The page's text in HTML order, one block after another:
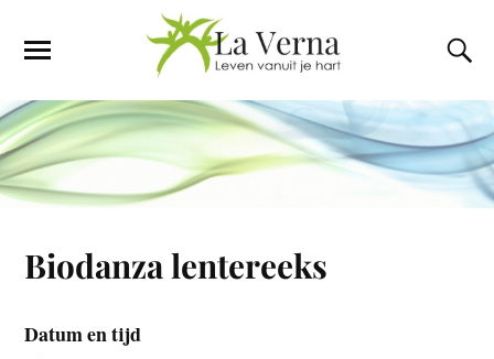
Biodanza lentereeks
Datum en tijd